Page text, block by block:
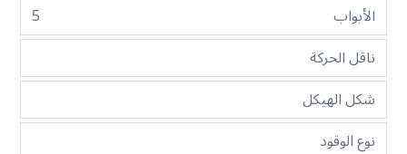
الأبواب
5
ناقل الحركة
شكل الهيكل
نوع الوقود